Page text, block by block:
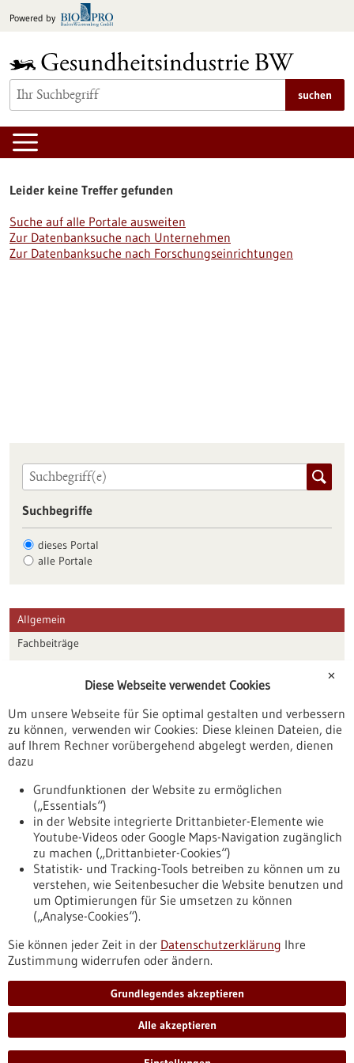
Inhalt
Powered by
suchen
Leider keine Treffer gefunden
Suche auf alle Portale ausweiten
Zur Datenbanksuche nach Unternehmen
Zur Datenbanksuche nach Forschungseinrichtungen
Suchbegriffe
dieses Portal
alle Portale
Allgemein
Fachbeiträge
Veranstaltungen
Erscheinungsdatum
Nach oben
Informiert bleiben
Newsletter abonnieren
✕
Diese Webseite verwendet Cookies
Um unsere Webseite für Sie optimal gestalten und verbessern
zu können, verwenden wir Cookies: Diese kleinen Dateien, die
auf Ihrem Rechner vorübergehend abgelegt werden, dienen
dazu
Grundfunktionen der Website zu ermöglichen
(„Essentials“)
in der Website integrierte Drittanbieter-Elemente wie
Youtube-Videos oder Google Maps-Navigation zugänglich
zu machen („Drittanbieter-Cookies“)
Statistik- und Tracking-Tools betreiben zu können um zu
verstehen, wie Seitenbesucher die Website benutzen und
um Optimierungen für Sie umsetzen zu können
(„Analyse-Cookies“).
Sie können jeder Zeit in der Datenschutzerklärung Ihre
Zustimmung widerrufen oder ändern.
Grundlegendes akzeptieren
Alle akzeptieren